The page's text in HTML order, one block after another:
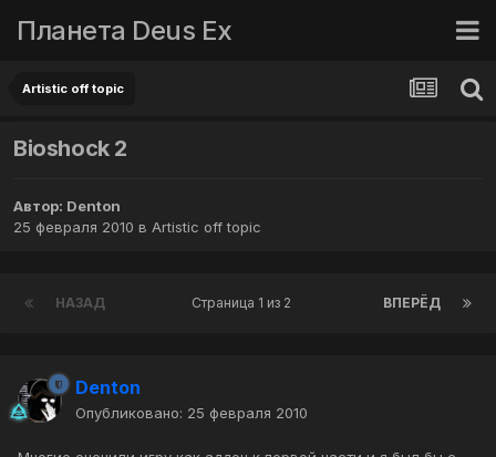
Планета Deus Ex
Artistic off topic
Bioshock 2
Автор: Denton
25 февраля 2010 в Artistic off topic
НАЗАД ВПЕРЁД
Страница 1 из 2
Denton
Опубликовано: 25 февраля 2010